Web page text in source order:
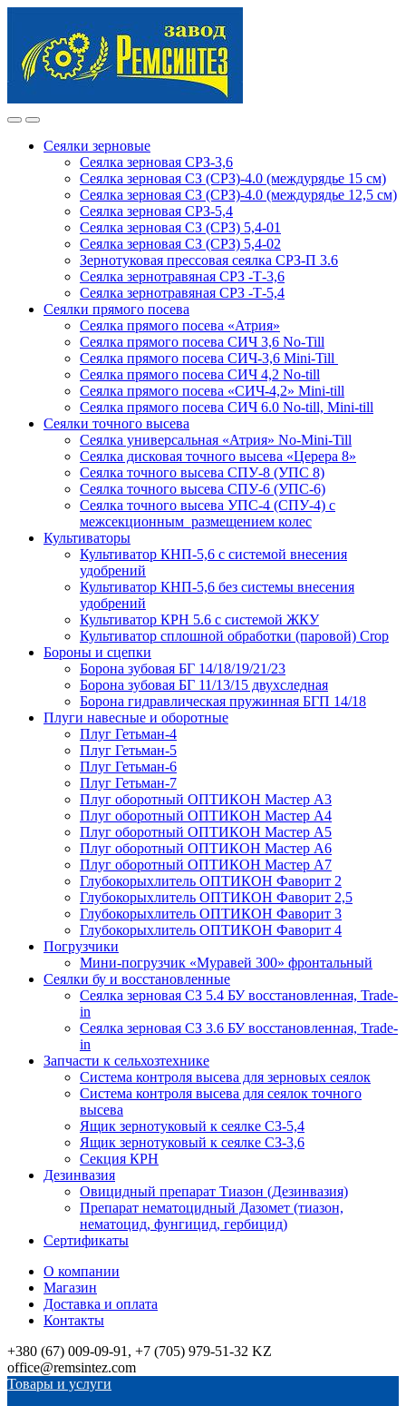
navigation
content
Сеялки зерновые
Сеялка зерновая СРЗ-3,6
Сеялка зерновая СЗ (СРЗ)-4.0 (междурядье 15 см)
Сеялка зерновая СЗ (СРЗ)-4.0 (междурядье 12,5 см)
Сеялка зерновая СРЗ-5,4
Сеялка зерновая СЗ (СРЗ) 5,4-01
Сеялка зерновая СЗ (СРЗ) 5,4-02
Зернотуковая прессовая сеялка СРЗ-П 3.6
Сеялка зернотравяная СРЗ -Т-3,6
Сеялка зернотравяная СРЗ -Т-5,4
Сеялки прямого посева
Сеялка прямого посева «Атрия»
Сеялка прямого посева СИЧ 3,6 No-Till
Сеялка прямого посева СИЧ-3,6 Mini-Till
Сеялка прямого посева СИЧ 4,2 No-till
Сеялка прямого посева «СИЧ-4,2» Mini-till
Сеялка прямого посева СИЧ 6.0 No-till, Mini-till
Сеялки точного высева
Сеялка универсальная «Атрия» No-Mini-Till
Сеялка дисковая точного высева «Церера 8»
Сеялка точного высева СПУ-8 (УПС 8)
Сеялка точного высева СПУ-6 (УПС-6)
Сеялка точного высева УПС-4 (СПУ-4) с
межсекционным размещением колес
Культиваторы
Культиватор КНП-5,6 с системой внесения
удобрений
Культиватор КНП-5,6 без системы внесения
удобрений
Культиватор КРН 5.6 с системой ЖКУ
Культиватор сплошной обработки (паровой) Crop
Бороны и сцепки
Борона зубовая БГ 14/18/19/21/23
Борона зубовая БГ 11/13/15 двухследная
Борона гидравлическая пружинная БГП 14/18
Плуги навесные и оборотные
Плуг Гетьман-4
Плуг Гетьман-5
Плуг Гетьман-6
Плуг Гетьман-7
Плуг оборотный ОПТИКОН Мастер А3
Плуг оборотный ОПТИКОН Мастер А4
Плуг оборотный ОПТИКОН Мастер А5
Плуг оборотный ОПТИКОН Мастер А6
Плуг оборотный ОПТИКОН Мастер А7
Глубокорыхлитель ОПТИКОН Фаворит 2
Глубокорыхлитель ОПТИКОН Фаворит 2,5
Глубокорыхлитель ОПТИКОН Фаворит 3
Глубокорыхлитель ОПТИКОН Фаворит 4
Погрузчики
Мини-погрузчик «Муравей 300» фронтальный
Сеялки бу и восстановленные
Сеялка зерновая СЗ 5.4 БУ восстановленная, Trade-
in
Сеялка зерновая СЗ 3.6 БУ восстановленная, Trade-
in
Запчасти к сельхозтехнике
Система контроля высева для зерновых сеялок
Система контроля высева для сеялок точного
высева
Ящик зернотуковый к сеялке СЗ-5,4
Ящик зернотуковый к сеялке СЗ-3,6
Секция КРН
Дезинвазия
Овицидный препарат Тиазон (Дезинвазия)
Препарат нематоцидный Дазомет (тиазон,
нематоцид, фунгицид, гербицид)
Сертификаты
О компании
Магазин
Доставка и оплата
Контакты
+380 (67) 009-09-91, +7 (705) 979-51-32 KZ
office@remsintez.com
Товары и услуги